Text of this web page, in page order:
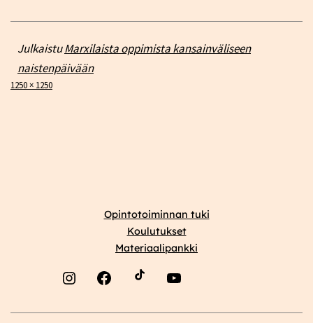
JulkaistuMarxilaista oppimista kansainväliseen
naistenpäivään
Täysikokoinen
1250 × 1250
Opintotoiminnan tuki
Koulutukset
Materiaalipankki